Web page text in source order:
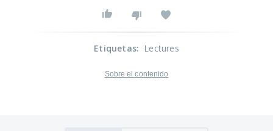
Etiquetas: Lectures
Sobre el contenido